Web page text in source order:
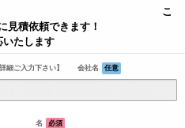
| ガラス情報発信メディア
必見！ こ
簡単に見積依頼できます！
信対応いたします
詳細ご入力下さい】 会社名 任意
名 必須